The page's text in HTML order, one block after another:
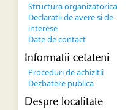
Structura organizatorica
Declaratii de avere si de
interese
Date de contact
Informatii cetateni
Proceduri de achizitii
Dezbatere publica
Despre localitate